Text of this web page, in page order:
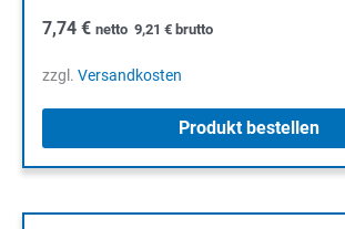
7,74 € netto 9,21 € brutto
zzgl. Versandkosten
Produkt bestellen